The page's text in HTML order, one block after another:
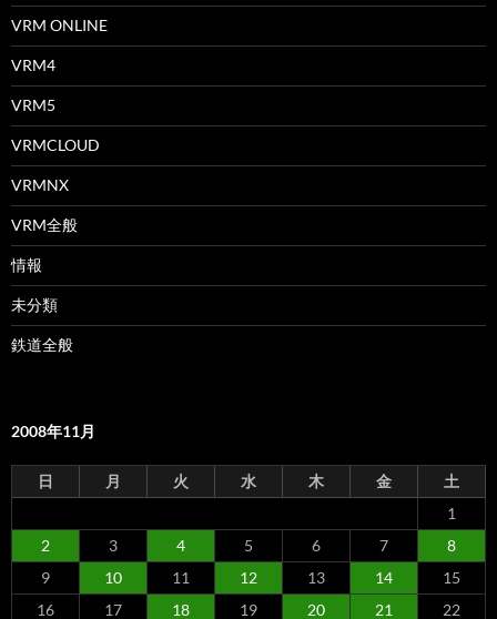
VRM ONLINE
VRM4
VRM5
VRMCLOUD
VRMNX
VRM全般
情報
未分類
鉄道全般
2008年11月
日 月 火 水 木 金
土
1
2
3 4 5 6 7
8
9
10 11 12 13 14
15
16
17 18 19 20 21 22